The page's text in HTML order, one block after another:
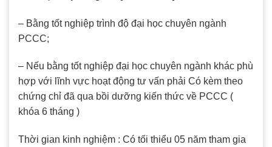
– Bằng tốt nghiệp trình độ đại học chuyên ngành
PCCC;
– Nếu bằng tốt nghiệp đại học chuyên ngành khác phù
hợp với lĩnh vực hoạt động tư vấn phải Có kèm theo
chứng chỉ đã qua bồi dưỡng kiến thức về PCCC (
khóa 6 tháng )
Thời gian kinh nghiệm : Có tối thiểu 05 năm tham gia